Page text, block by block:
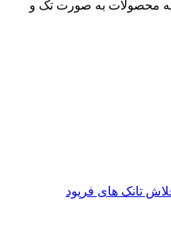
کلیه محصولات به صورت تک و
تانک های فرپود